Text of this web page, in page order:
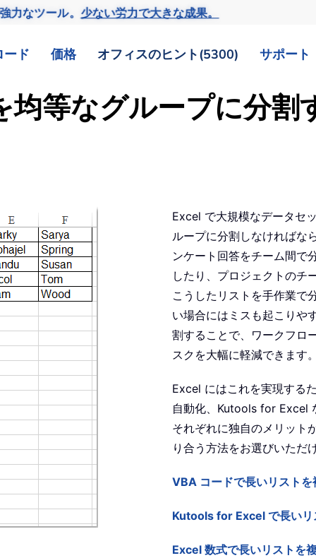
力なツール。 少ない労力で大きな成果。
ード 価格 オフィスのヒント(5300) サポート
均等なグループに分割
Excel で大規模なデータセ
ループに分割しなければな
ンケート回答をチーム間で
したり、プロジェクトのチ
こうしたリストを手作業で
い場合にはミスも起こりや
割することで、ワークフロ
スクを大幅に軽減できます。
Excel にはこれを実現する
自動化、Kutools for Excel
それぞれに独自のメリット
り合う方法をお選びいただ
VBA コードで長いリスト
Kutools for Excel で長いリ
Excel 数式で長いリストを